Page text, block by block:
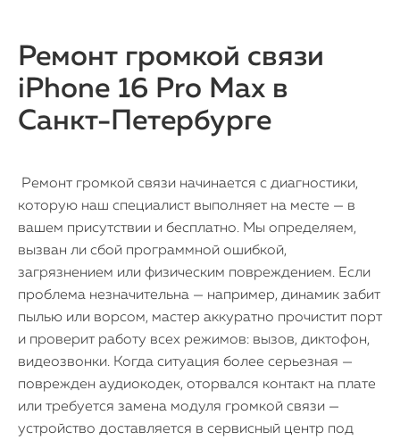
Ремонт громкой связи
iPhone 16 Pro Max в
Санкт-Петербурге
Ремонт громкой связи начинается с диагностики,
которую наш специалист выполняет на месте — в
вашем присутствии и бесплатно. Мы определяем,
вызван ли сбой программной ошибкой,
загрязнением или физическим повреждением. Если
проблема незначительна — например, динамик забит
пылью или ворсом, мастер аккуратно прочистит порт
и проверит работу всех режимов: вызов, диктофон,
видеозвонки. Когда ситуация более серьезная —
поврежден аудиокодек, оторвался контакт на плате
или требуется замена модуля громкой связи —
устройство доставляется в сервисный центр под